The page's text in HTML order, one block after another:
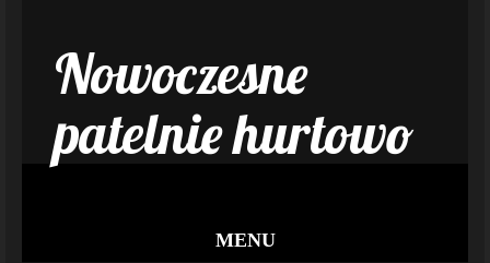
Nowoczesne
patelnie hurtowo
MENU